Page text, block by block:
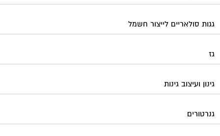
גגות סולאריים לייצור חשמל
גז
גינון ועיצוב גינות
גנרטורים